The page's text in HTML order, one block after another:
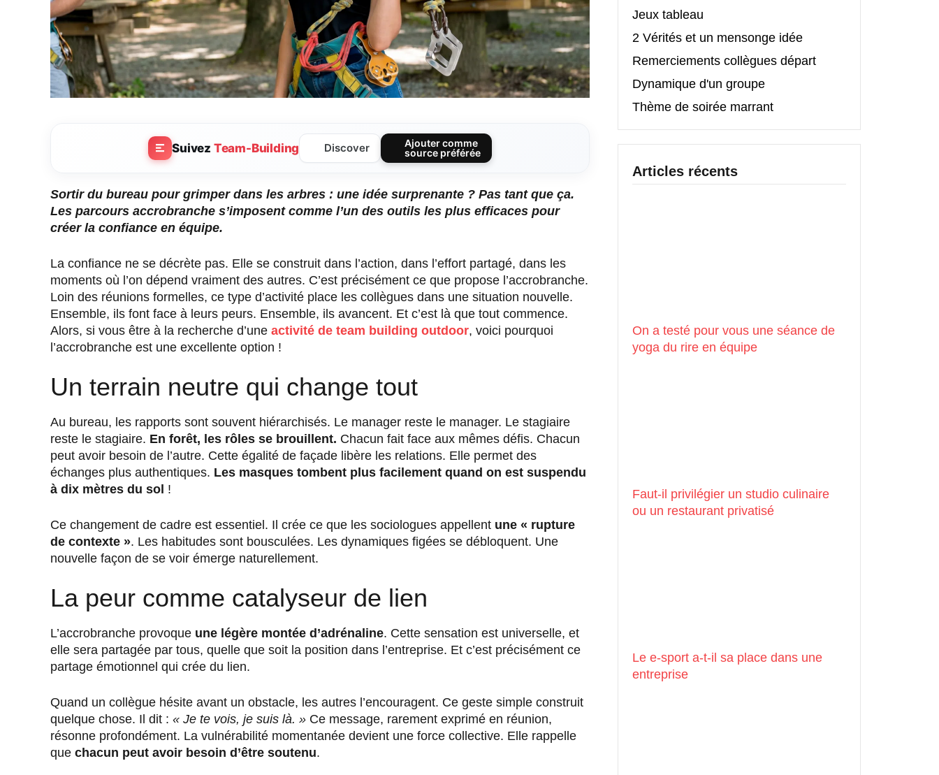
Suivez Team-Building Discover
Ajouter comme
source préférée
Sortir du bureau pour grimper dans les arbres : une idée surprenante ? Pas tant que ça.
Les parcours accrobranche s’imposent comme l’un des outils les plus efficaces pour
créer la confiance en équipe.
La confiance ne se décrète pas. Elle se construit dans l’action, dans l’effort partagé, dans les
moments où l’on dépend vraiment des autres. C’est précisément ce que propose l’accrobranche.
Loin des réunions formelles, ce type d’activité place les collègues dans une situation nouvelle.
Ensemble, ils font face à leurs peurs. Ensemble, ils avancent. Et c’est là que tout commence.
Alors, si vous être à la recherche d’une activité de team building outdoor, voici pourquoi
l’accrobranche est une excellente option !
Un terrain neutre qui change tout
Au bureau, les rapports sont souvent hiérarchisés. Le manager reste le manager. Le stagiaire
reste le stagiaire. En forêt, les rôles se brouillent. Chacun fait face aux mêmes défis. Chacun
peut avoir besoin de l’autre. Cette égalité de façade libère les relations. Elle permet des
échanges plus authentiques. Les masques tombent plus facilement quand on est suspendu
à dix mètres du sol !
Ce changement de cadre est essentiel. Il crée ce que les sociologues appellent une « rupture
de contexte ». Les habitudes sont bousculées. Les dynamiques figées se débloquent. Une
nouvelle façon de se voir émerge naturellement.
La peur comme catalyseur de lien
L’accrobranche provoque une légère montée d’adrénaline. Cette sensation est universelle, et
elle sera partagée par tous, quelle que soit la position dans l’entreprise. Et c’est précisément ce
partage émotionnel qui crée du lien.
Quand un collègue hésite avant un obstacle, les autres l’encouragent. Ce geste simple construit
quelque chose. Il dit : « Je te vois, je suis là. » Ce message, rarement exprimé en réunion,
résonne profondément. La vulnérabilité momentanée devient une force collective. Elle rappelle
que chacun peut avoir besoin d’être soutenu.
Jeux tableau
2 Vérités et un mensonge idée
Remerciements collègues départ
Dynamique d'un groupe
Thème de soirée marrant
Articles récents
On a testé pour vous une séance de
yoga du rire en équipe
Faut-il privilégier un studio culinaire
ou un restaurant privatisé
Le e-sport a-t-il sa place dans une
entreprise